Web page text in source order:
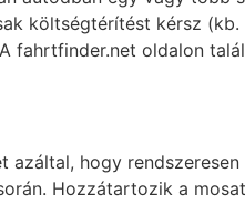
költségtérítést kérsz
fahrtfinder.net oldalon
hogy
Hozzátartozik a